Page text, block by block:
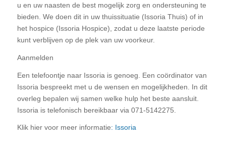
u en uw naasten de best mogelijk zorg en ondersteuning te
bieden. We doen dit in uw thuissituatie (Issoria Thuis) of in
het hospice (Issoria Hospice), zodat u deze laatste periode
kunt verblijven op de plek van uw voorkeur.
Aanmelden
Een telefoontje naar Issoria is genoeg. Een coördinator van
Issoria bespreekt met u de wensen en mogelijkheden. In dit
overleg bepalen wij samen welke hulp het beste aansluit.
Issoria is telefonisch bereikbaar via 071-5142275.
Klik hier voor meer informatie: Issoria